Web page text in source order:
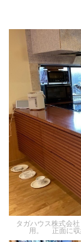
タガハウス株式
用。 正面に収